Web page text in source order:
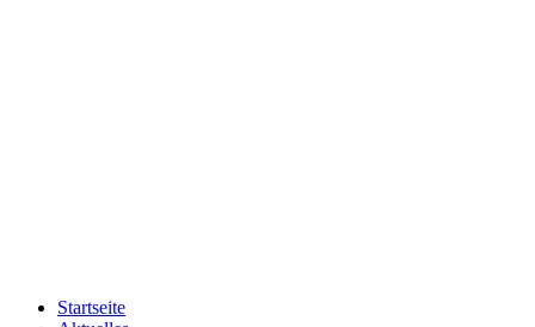
Startseite